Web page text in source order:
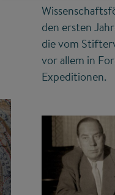
den ersten
die vom
vor allem in
Expeditionen.